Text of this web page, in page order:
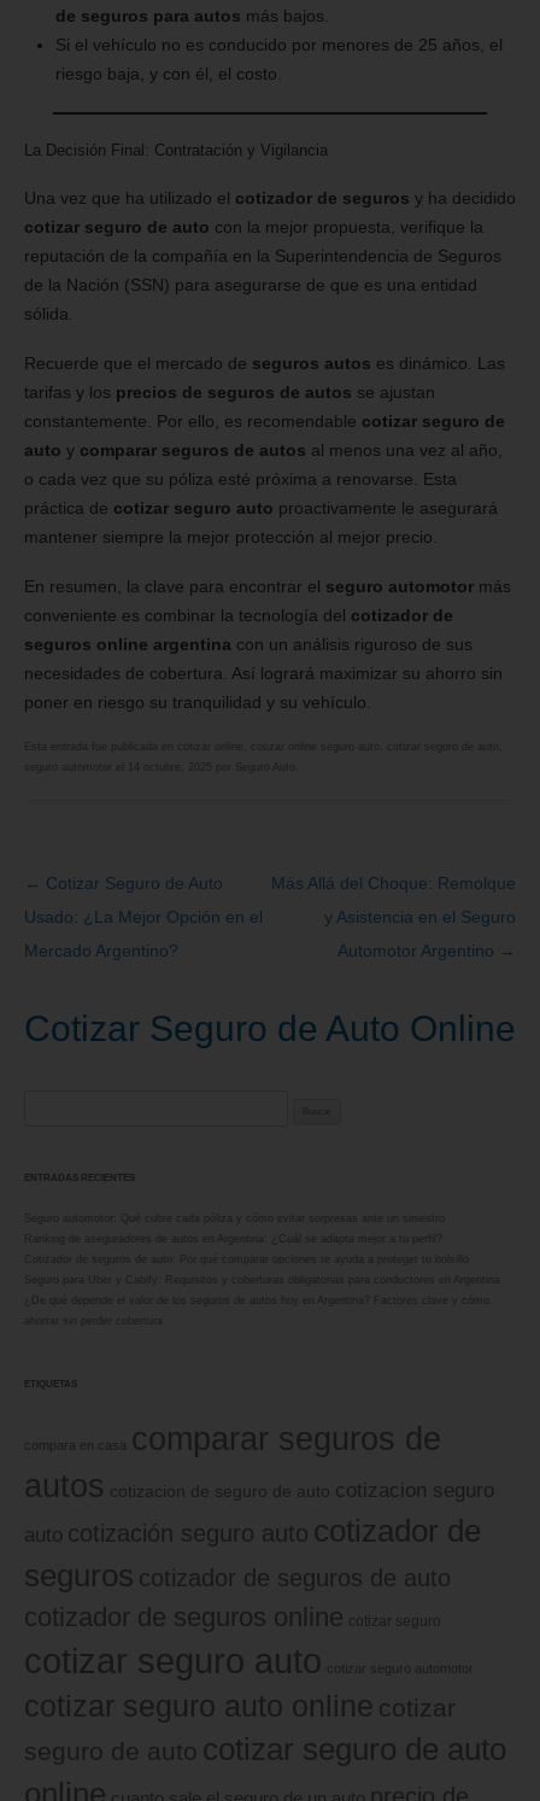
de seguros para autos más bajos.
Si el vehículo no es conducido por menores de 25 años, el
riesgo baja, y con él, el costo.
La Decisión Final: Contratación y Vigilancia
Una vez que ha utilizado el cotizador de seguros y ha decidido
cotizar seguro de auto con la mejor propuesta, verifique la
reputación de la compañía en la Superintendencia de Seguros
de la Nación (SSN) para asegurarse de que es una entidad
sólida.
Recuerde que el mercado de seguros autos es dinámico. Las
tarifas y los precios de seguros de autos se ajustan
constantemente. Por ello, es recomendable cotizar seguro de
auto y comparar seguros de autos al menos una vez al año,
o cada vez que su póliza esté próxima a renovarse. Esta
práctica de cotizar seguro auto proactivamente le asegurará
mantener siempre la mejor protección al mejor precio.
En resumen, la clave para encontrar el seguro automotor más
conveniente es combinar la tecnología del cotizador de
seguros online argentina con un análisis riguroso de sus
necesidades de cobertura. Así logrará maximizar su ahorro sin
poner en riesgo su tranquilidad y su vehículo.
cotizar online cotizar online seguro auto cotizar seguro de auto
Seguro Auto
Navegación
de
entradas
← Cotizar Seguro de Auto
Usado: ¿La Mejor Opción en el
Mercado Argentino?
Más Allá del Choque: Remolque
y Asistencia en el Seguro
Automotor Argentino →
Cotizar Seguro de Auto Online
ENTRADAS RECIENTES
Seguro automotor: Qué cubre cada póliza y cómo evitar sorpresas ante un siniestro
Cotizador de seguros de auto: Por qué comparar opciones te ayuda a proteger tu bolsillo
Seguro para Uber y Cabify: Requisitos y coberturas obligatorias para conductores en Argentina
ETIQUETAS
compara en casa comparar seguros de
autos cotizacion de seguro de auto cotizacion seguro
auto cotización seguro auto cotizador de
seguros cotizador de seguros de auto
cotizador de seguros online cotizar seguro
cotizar seguro auto cotizar seguro automotor
cotizar seguro auto online cotizar
seguro de auto cotizar seguro de auto
online